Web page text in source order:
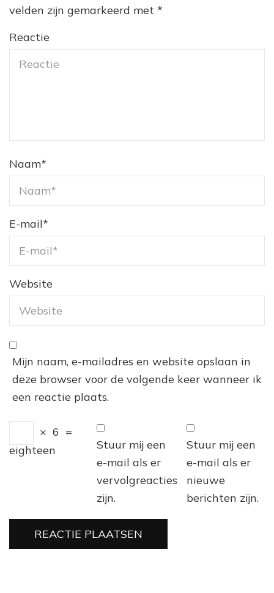
velden zijn gemarkeerd met *
Reactie
Naam*
E-mail*
Website
Mijn naam, e-mailadres en website opslaan in
deze browser voor de volgende keer wanneer ik
een reactie plaats.
× 6 =
eighteen
Stuur mij een
e-mail als er
vervolgreacties
zijn.
Stuur mij een
e-mail als er
nieuwe
berichten zijn.